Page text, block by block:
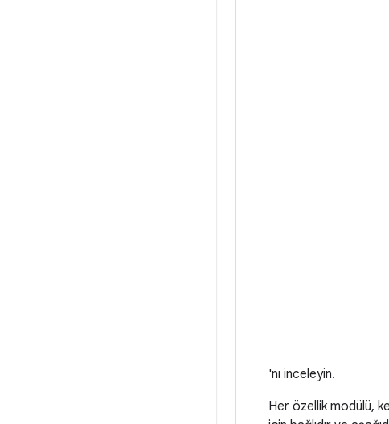
'nı inceleyin.
Her özellik modülü,